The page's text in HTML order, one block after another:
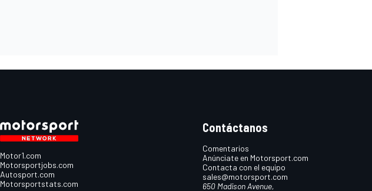
Motor1.com
Motorsportjobs.com
Autosport.com
Motorsportstats.com
Contáctanos
Comentarios
Anúnciate en Motorsport.com
Contacta con el equipo
sales@motorsport.com
650 Madison Avenue,